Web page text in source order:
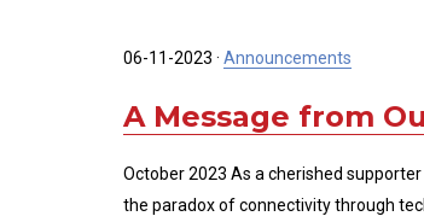
06-11-2023 · Announcements
A Message from
October 2023 As a cherished
the paradox of connectivity through